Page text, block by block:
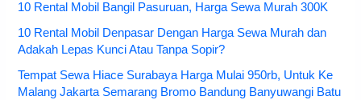
10 Rental Mobil Bangil Pasuruan, Harga Sewa Murah 300K
10 Rental Mobil Denpasar Dengan Harga Sewa Murah dan
Adakah Lepas Kunci Atau Tanpa Sopir?
Tempat Sewa Hiace Surabaya Harga Mulai 950rb, Untuk Ke
Malang Jakarta Semarang Bromo Bandung Banyuwangi Batu